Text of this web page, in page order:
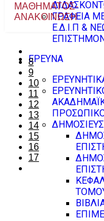
ΓΡΑΦΕΙΑ
Ε.Δ.Ι.Π &
ΕΡΕΥΝΑ
ΜΑΘΗΜΑΤΟΣ-
ΑΝΑΚΟΙΝΩΣΗ
8
9
10
11
12
13
14
15
16
17